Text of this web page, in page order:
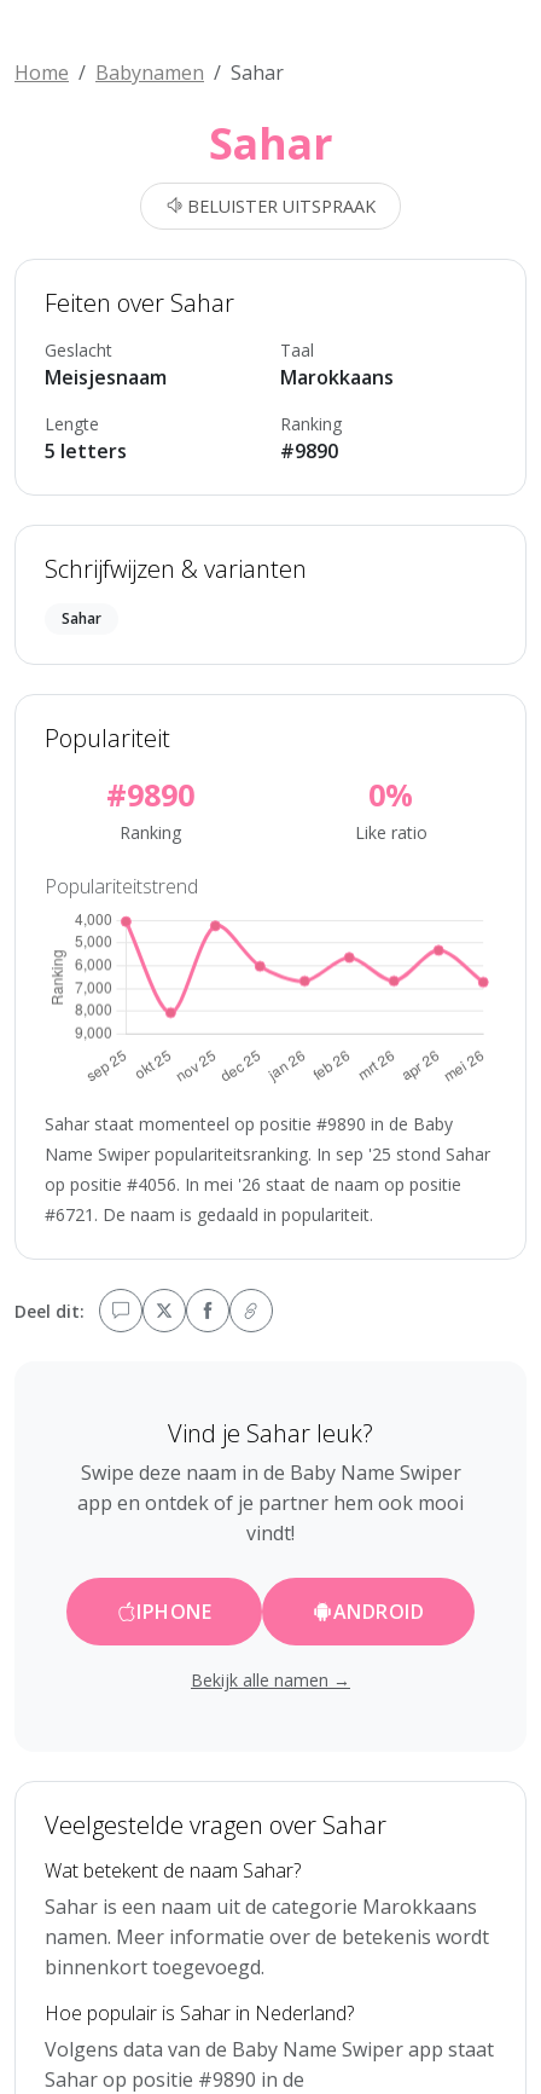
Home Babynamen Sahar
Sahar
BELUISTER UITSPRAAK
Feiten over Sahar
Geslacht
Meisjesnaam
Taal
Marokkaans
Lengte
5 letters
Ranking
#9890
Schrijfwijzen & varianten
Sahar
Populariteit
#9890
Ranking
0%
Like ratio
Populariteitstrend
Sahar staat momenteel op positie #9890 in de Baby
Name Swiper populariteitsranking. In sep '25 stond Sahar
op positie #4056. In mei '26 staat de naam op positie
#6721. De naam is gedaald in populariteit.
Deel dit:
Vind je Sahar leuk?
Swipe deze naam in de Baby Name Swiper
app en ontdek of je partner hem ook mooi
vindt!
IPHONE ANDROID
Bekijk alle namen →
Veelgestelde vragen over Sahar
Wat betekent de naam Sahar?
Sahar is een naam uit de categorie Marokkaans
namen. Meer informatie over de betekenis wordt
binnenkort toegevoegd.
Hoe populair is Sahar in Nederland?
Volgens data van de Baby Name Swiper app staat
Sahar op positie #9890 in de